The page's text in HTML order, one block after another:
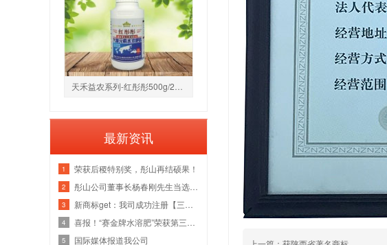
最新资讯
1 荣获后稷特别奖，彤山再结硕果！
2
3
4
5 国际媒体报道我公司